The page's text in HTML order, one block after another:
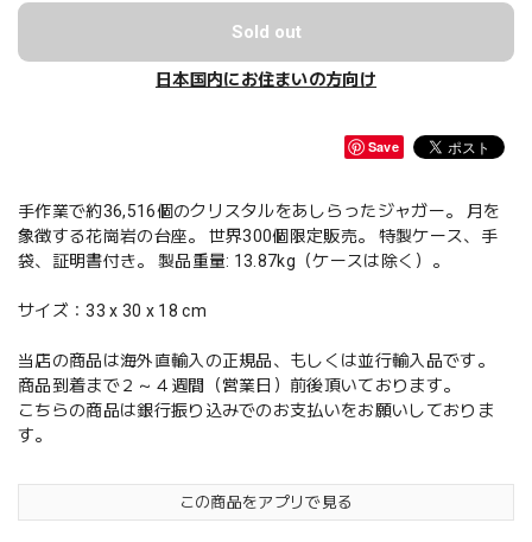
Sold out
日本国内にお住まいの方向け
Save
手作業で約36,516個のクリスタルをあしらったジャガー。 月を
象徴する花崗岩の台座。 世界300個限定販売。 特製ケース、手
袋、証明書付き。 製品重量: 13.87kg（ケースは除く）。
サイズ：33 x 30 x 18 cm
当店の商品は海外直輸入の正規品、もしくは並行輸入品です。
商品到着まで２～４週間（営業日）前後頂いております。
こちらの商品は銀行振り込みでのお支払いをお願いしておりま
す。
この商品をアプリで見る